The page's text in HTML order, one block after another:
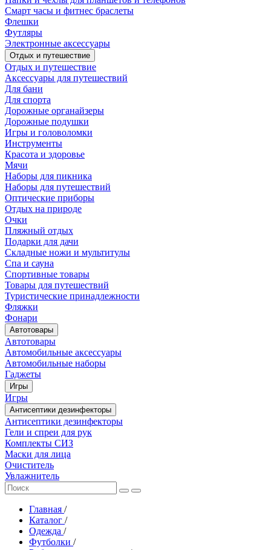
Смарт часы и фитнес браслеты
Флешки
Футляры
Электронные аксессуары
Отдых и путешествие
Отдых и путешествие
Аксессуары для путешествий
Для бани
Для спорта
Дорожные органайзеры
Дорожные подушки
Игры и головоломки
Инструменты
Красота и здоровье
Мячи
Наборы для пикника
Наборы для путешествий
Оптические приборы
Отдых на природе
Очки
Пляжный отдых
Подарки для дачи
Складные ножи и мультитулы
Спа и сауна
Спортивные товары
Товары для путешествий
Туристические принадлежности
Фляжки
Фонари
Автотовары
Автотовары
Автомобильные аксессуары
Автомобильные наборы
Гаджеты
Игры
Игры
Антисептики дезинфекторы
Антисептики дезинфекторы
Гели и спреи для рук
Комплекты СИЗ
Маски для лица
Очиститель
Увлажнитель
Главная /
Каталог /
Одежда /
Футболки /